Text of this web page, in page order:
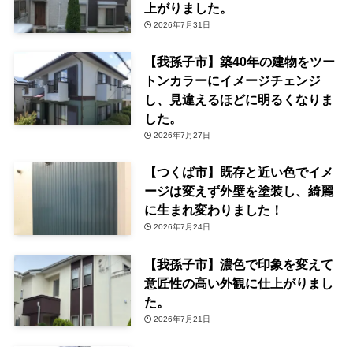
上がりました。
2026年7月31日
【我孫子市】築40年の建物をツー
トンカラーにイメージチェンジ
し、見違えるほどに明るくなりま
した。
2026年7月27日
【つくば市】既存と近い色でイメ
ージは変えず外壁を塗装し、綺麗
に生まれ変わりました！
2026年7月24日
【我孫子市】濃色で印象を変えて
意匠性の高い外観に仕上がりまし
た。
2026年7月21日